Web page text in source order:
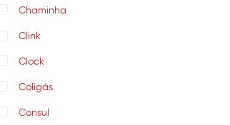
Chaminha
Clink
Clock
Coligás
Consul